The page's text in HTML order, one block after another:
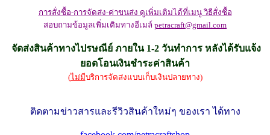
การสั่งซื้อ-การจัดส่ง-ค่าขนส่ง ดูเพิ่มเติมได้ที่เมนู วิธีสั่งซื้อ
สอบถามข้อมูลเพิ่มเติมทางอีเมล์ petracraft@gmail.com
จัดส่งสินค้าทางไปรษณีย์ ภายใน 1-2 วันทำการ หลังได้รับแจ้ง
ยอดโอนเงินชำระค่าสินค้า
(ไม่มีบริการจัดส่งแบบเก็บเงินปลายทาง)
ติดตามข่าวสารและรีวิวสินค้าใหม่ๆ ของเรา ได้ทาง